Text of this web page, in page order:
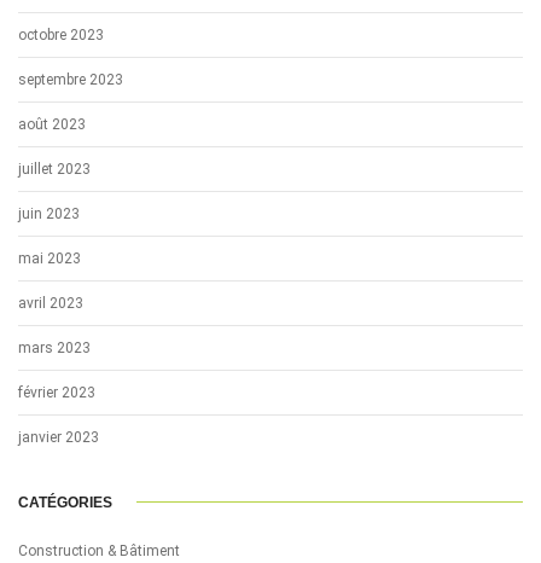
octobre 2023
septembre 2023
août 2023
juillet 2023
juin 2023
mai 2023
avril 2023
mars 2023
février 2023
janvier 2023
CATÉGORIES
Construction & Bâtiment